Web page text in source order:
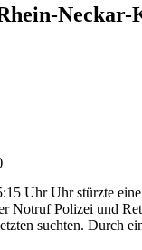
Neckar-
Uhr Uhr stürzte
Notruf Polizei und
suchten. Durch